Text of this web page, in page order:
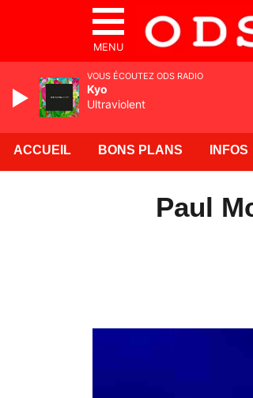
MENU
ACCUEIL BONS PLANS INFOS
Paul
VOUS ÉCOUTEZ ODS RADIO
Kyo
Ultraviolent